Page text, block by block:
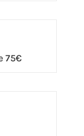
75€